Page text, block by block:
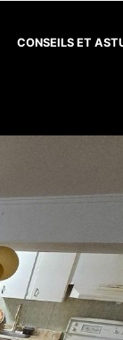
CONSEILS ET